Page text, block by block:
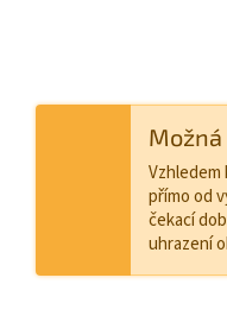
Možná
přímo od
čekací
uhrazení